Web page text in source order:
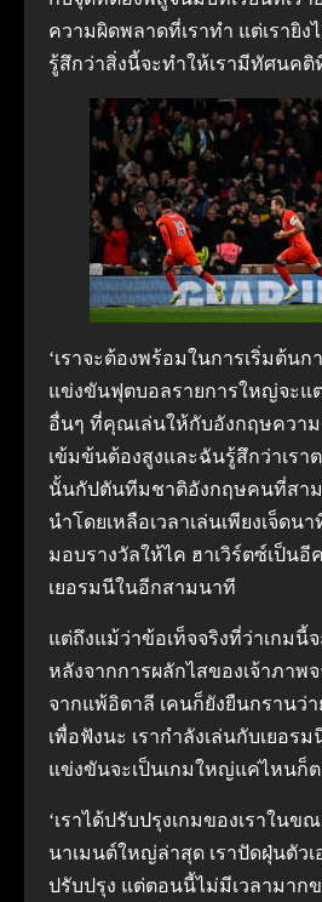
ความผิดพลาดที่เราทำ แต่เรายิง
รู้สึกว่าสิ่งนี้จะทำให้เรามีทัศนค
‘เราจะต้องพร้อมในการเริ่มต้น
แข่งขันฟุตบอลรายการใหญ่จะแ
อื่นๆ ที่คุณเล่นให้กับอังกฤษควา
เข้มข้นต้องสูงและฉันรู้สึกว่าเรา
นั้นกัปตันทีมชาติอังกฤษคนที่สา
นำโดยเหลือเวลาเล่นเพียงเจ็ด
มอบรางวัลให้ไค ฮาเวิร์ตซ์เป็นอี
เยอรมนีในอีกสามนาที
แต่ถึงแม้ว่าข้อเท็จจริงที่ว่าเกมนี้
หลังจากการผลักไสของเจ้าภาพ
จากแพ้อิตาลี เคนก็ยังยืนกรานว่
เพื่อฟังนะ เรากำลังเล่นกับเยอร
แข่งขันจะเป็นเกมใหญ่แค่ไหนก็
‘เราได้ปรับปรุงเกมของเราในข
นาเมนต์ใหญ่ล่าสุด เราปัดฝุ่นตัวเ
ปรับปรุง แต่ตอนนี้ไม่มีเวลามาก